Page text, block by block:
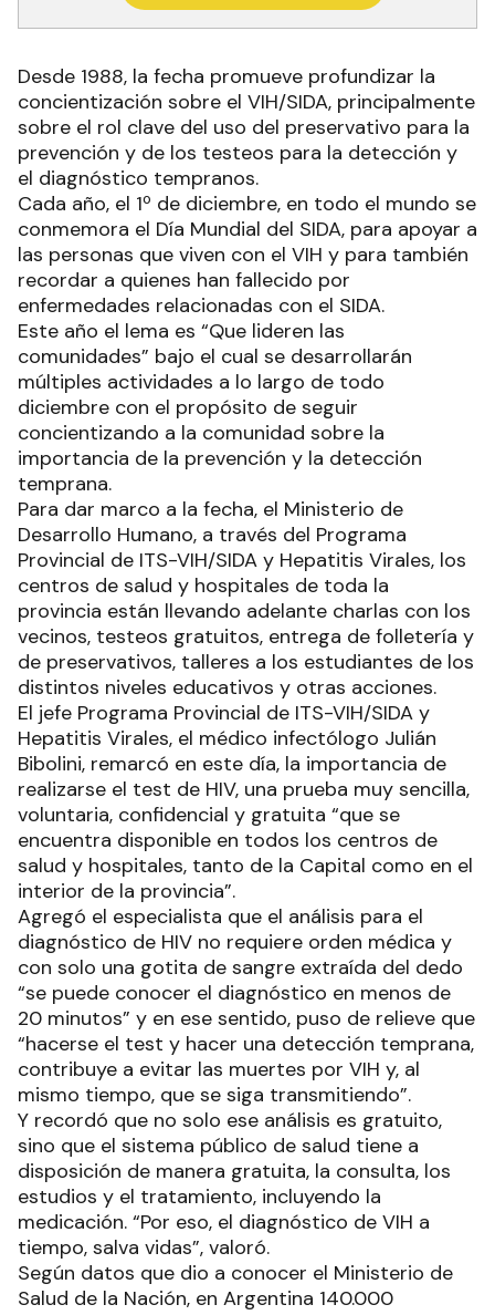
Desde 1988, la fecha promueve profundizar la
concientización sobre el VIH/SIDA, principalmente
sobre el rol clave del uso del preservativo para la
prevención y de los testeos para la detección y
el diagnóstico tempranos.
Cada año, el 1º de diciembre, en todo el mundo se
conmemora el Día Mundial del SIDA, para apoyar a
las personas que viven con el VIH y para también
recordar a quienes han fallecido por
enfermedades relacionadas con el SIDA.
Este año el lema es “Que lideren las
comunidades” bajo el cual se desarrollarán
múltiples actividades a lo largo de todo
diciembre con el propósito de seguir
concientizando a la comunidad sobre la
importancia de la prevención y la detección
temprana.
Para dar marco a la fecha, el Ministerio de
Desarrollo Humano, a través del Programa
Provincial de ITS-VIH/SIDA y Hepatitis Virales, los
centros de salud y hospitales de toda la
provincia están llevando adelante charlas con los
vecinos, testeos gratuitos, entrega de folletería y
de preservativos, talleres a los estudiantes de los
distintos niveles educativos y otras acciones.
El jefe Programa Provincial de ITS-VIH/SIDA y
Hepatitis Virales, el médico infectólogo Julián
Bibolini, remarcó en este día, la importancia de
realizarse el test de HIV, una prueba muy sencilla,
voluntaria, confidencial y gratuita “que se
encuentra disponible en todos los centros de
salud y hospitales, tanto de la Capital como en el
interior de la provincia”.
Agregó el especialista que el análisis para el
diagnóstico de HIV no requiere orden médica y
con solo una gotita de sangre extraída del dedo
“se puede conocer el diagnóstico en menos de
20 minutos” y en ese sentido, puso de relieve que
“hacerse el test y hacer una detección temprana,
contribuye a evitar las muertes por VIH y, al
mismo tiempo, que se siga transmitiendo”.
Y recordó que no solo ese análisis es gratuito,
sino que el sistema público de salud tiene a
disposición de manera gratuita, la consulta, los
estudios y el tratamiento, incluyendo la
medicación. “Por eso, el diagnóstico de VIH a
tiempo, salva vidas”, valoró.
Según datos que dio a conocer el Ministerio de
Salud de la Nación, en Argentina 140.000